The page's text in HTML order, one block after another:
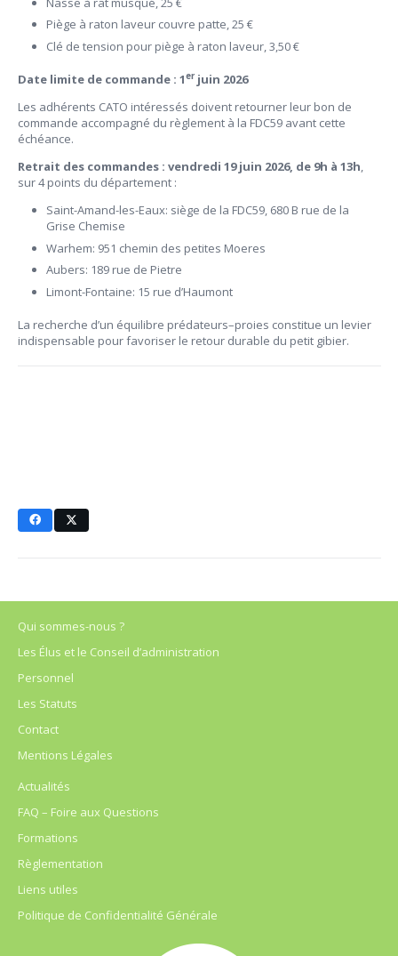
Piège à raton laveur couvre patte, 25 €
Clé de tension pour piège à raton laveur, 3,50 €
Date limite de commande : 1erjuin 2026
Les adhérents CATO intéressés doivent retourner leur bon de
commande accompagné du règlement à la FDC59 avant cette
échéance.
Retrait des commandes : vendredi 19 juin 2026, de 9h à 13h,
sur 4 points du département :
Saint-Amand-les-Eaux: siège de la FDC59, 680 B rue de la
Grise Chemise
Warhem: 951 chemin des petites Moeres
Aubers: 189 rue de Pietre
Limont-Fontaine: 15 rue d’Haumont
La recherche d’un équilibre prédateurs–proies constitue un levier
indispensable pour favoriser le retour durable du petit gibier.
Qui sommes-nous ?
Les Élus et le Conseil d’administration
Personnel
Les Statuts
Contact
Mentions Légales
Actualités
FAQ – Foire aux Questions
Formations
Règlementation
Liens utiles
Politique de Confidentialité Générale